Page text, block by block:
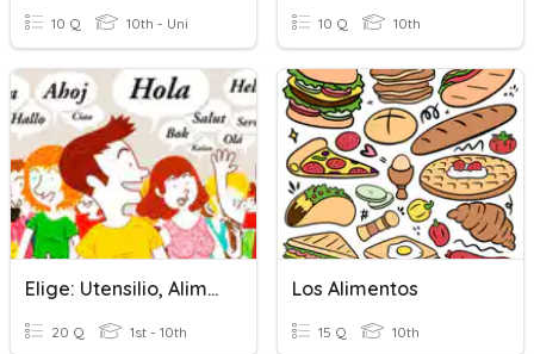
10 Q 10th - Uni 10 Q 10th
Elige: Utensilio, Alimento O Bebida
20 Q 1st - 10th
Los Alimentos
15 Q 10th